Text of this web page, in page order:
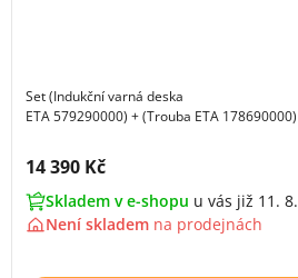
Set (Indukční varná deska
ETA 579290000) + (Trouba ETA 178690000)
Cena s DPH:
14 390 Kč
Skladem v e-shopu u vás již 11. 8.
Není skladem na prodejnách